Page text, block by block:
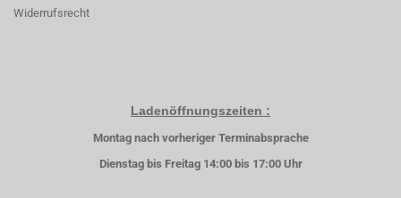
Widerrufsrecht
Ladenöffnungszeiten :
Montag nach vorheriger Terminabsprache
Dienstag bis Freitag 14:00 bis 17:00 Uhr